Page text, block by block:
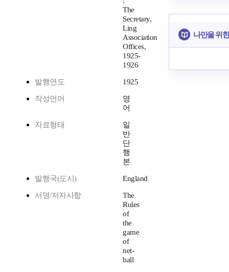
The
Secretary,
Ling
Association
Offices,
1925-
1926
발행연도 1925
작성언어
영
어
자료형태
일
반
단
행
본
발행국(도시) England
서명/저자사항
The
Rules
of
the
game
of
net-
ball
나만을 위